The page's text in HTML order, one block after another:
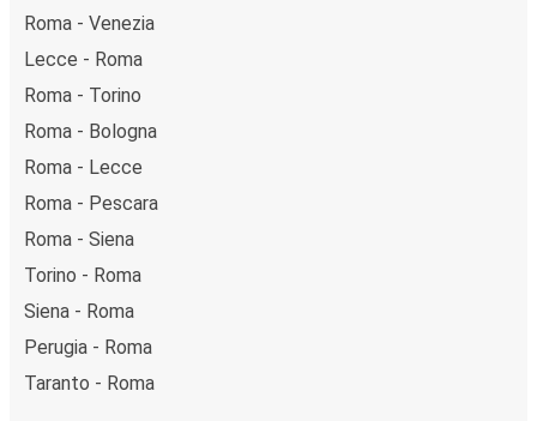
Roma - Venezia
Lecce - Roma
Roma - Torino
Roma - Bologna
Roma - Lecce
Roma - Pescara
Roma - Siena
Torino - Roma
Siena - Roma
Perugia - Roma
Taranto - Roma